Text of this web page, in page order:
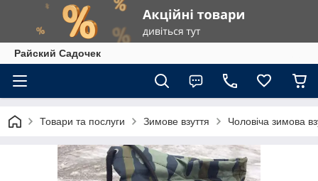
Райский Садочек
Товари та послуги Зимове взуття Чоловіча зимова